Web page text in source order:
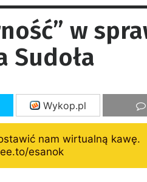
w
Sudoła
Wykop.pl
nam wirtualną kawę.
esanok